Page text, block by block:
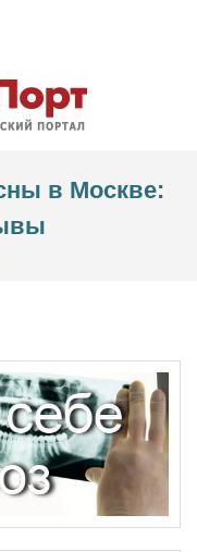
в Москве: